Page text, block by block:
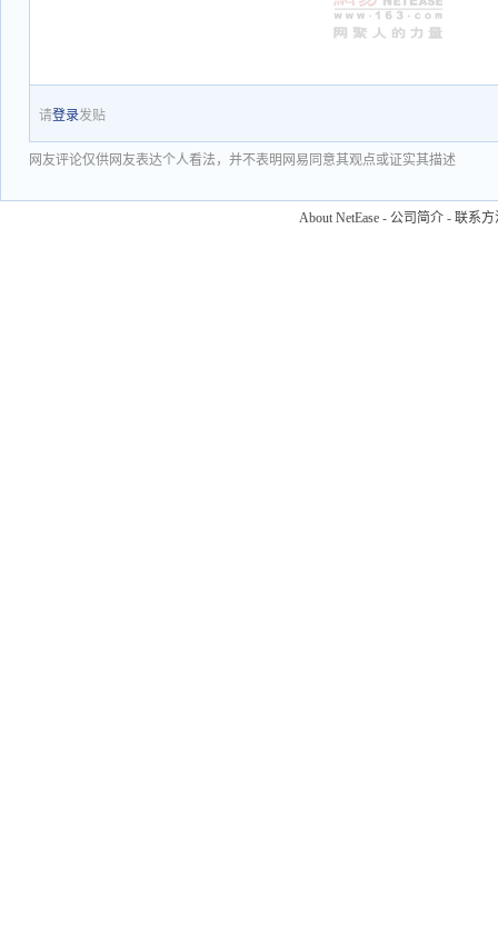
请登录发贴
网友评论仅供网友表达个人看法，并不表明网易同意其观点或证实其描述
About NetEase - 公司简介 - 联系方